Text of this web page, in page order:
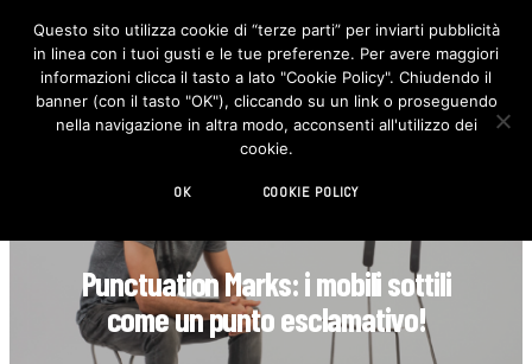
F
c
e
b
o
I
n
s
t
Punctuation Marks: i mobili sottili
come un punto esclamativo!
Questo sito utilizza cookie di “terze parti” per inviarti pubblicità
in linea con i tuoi gusti e le tue preferenze. Per avere maggiori
informazioni clicca il tasto a lato "Cookie Policy". Chiudendo il
banner (con il tasto "OK"), cliccando su un link o proseguendo
nella navigazione in altra modo, acconsenti all'utilizzo dei
cookie.
OK COOKIE POLICY